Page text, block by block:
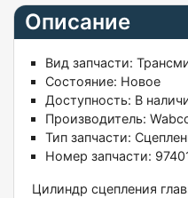
Описание
Вид запчасти:
Состояние: Новое
Доступность: В
Производитель:
Тип запчасти:
Номер запчасти:
Цилиндр cцепления